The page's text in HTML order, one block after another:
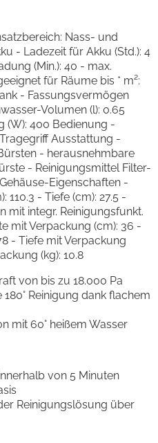
Nass- und
- Ladezeit für Akku (Std.): 4
(Min.): 40 - max.
für Räume bis * m²:
- Fassungsvermögen
Volumen (l): 0.65
(W): 400 Bedienung -
Ausstattung -
- herausnehmbare
- Reinigungsmittel Filter-
Eigenschaften -
110.3 - Tiefe (cm): 27.5 -
mit integr. Reinigungsfunkt.
mit Verpackung (cm): 36 -
- Tiefe mit Verpackung
(kg): 10.8
von bis zu 18.000 Pa
Reinigung dank flachem
mit 60° heißem Wasser
von 5 Minuten
Reinigungslösung über